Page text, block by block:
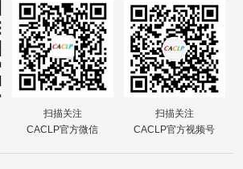
扫描关注
CACLP官方微信
扫描关注
CACLP官方视频号